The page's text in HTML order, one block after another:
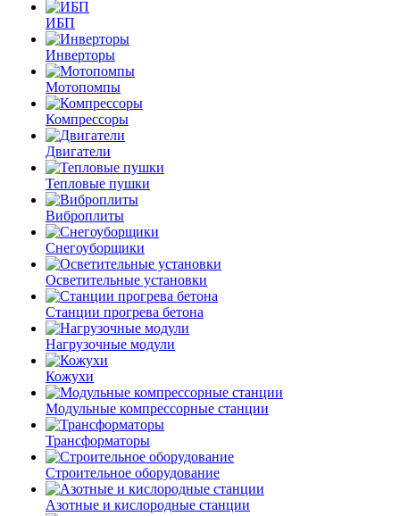
ИБП
Инверторы
Мотопомпы
Компрессоры
Двигатели
Тепловые пушки
Виброплиты
Снегоуборщики
Осветительные установки
Станции прогрева бетона
Нагрузочные модули
Кожухи
Модульные компрессорные станции
Трансформаторы
Строительное оборудование
Азотные и кислородные станции